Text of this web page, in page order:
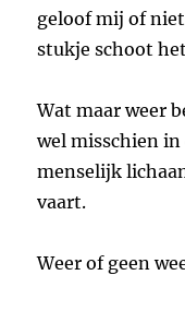
geloof mij of
stukje schoot
Wat maar weer
wel misschien
menselijk
vaart.
Weer of geen